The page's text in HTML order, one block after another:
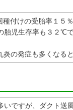
付けの受胎率１５
児生存率も３２℃
の発症も多くなると
ですが、ダクト送